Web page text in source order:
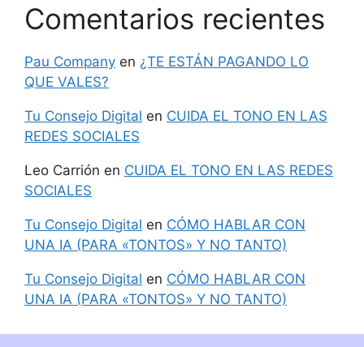
Comentarios recientes
Pau Company en ¿TE ESTÁN PAGANDO LO
QUE VALES?
Tu Consejo Digital en CUIDA EL TONO EN LAS
REDES SOCIALES
Leo Carrión en CUIDA EL TONO EN LAS REDES
SOCIALES
Tu Consejo Digital en CÓMO HABLAR CON
UNA IA (PARA «TONTOS» Y NO TANTO)
Tu Consejo Digital en CÓMO HABLAR CON
UNA IA (PARA «TONTOS» Y NO TANTO)